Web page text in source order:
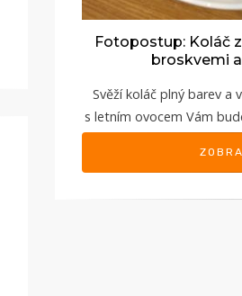
Fotopostup: Koláč
broskvemi
Svěží koláč plný barev a
s letním ovocem Vám